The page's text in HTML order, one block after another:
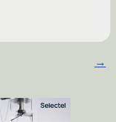
→